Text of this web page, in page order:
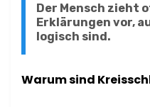
Der Mensch zieht
Erklärungen vor,
logisch sind.
Warum sind